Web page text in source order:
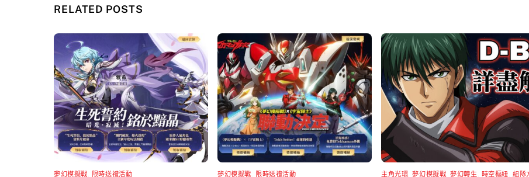
RELATED POSTS
夢幻模擬戰 限時送禮活動 夢幻模擬戰 限時送禮活動 主角光環 ,夢幻模擬戰 ,夢幻轉生 時空樞紐 ,組隊